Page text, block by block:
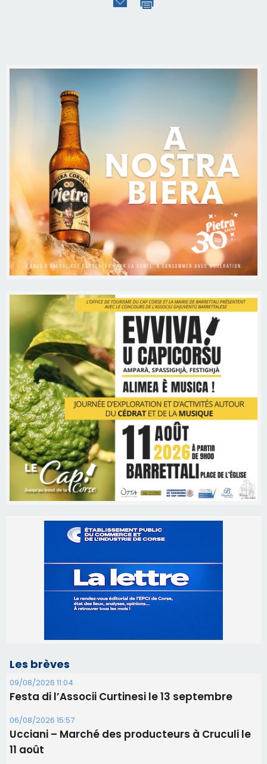
Festa di l’Associi Curtinesi le 13 septembre
06/08/2026 15:57
06/08/2026 15:25
Corte – L’association A Nuciola organise une
projection sous les étoiles
06/08/2026 15:04
Alata - Soirée Tango Argentin au stade de San
Benedetto